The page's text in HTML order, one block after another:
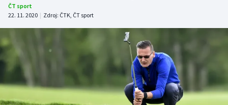
Atletika
DALŠÍ SPORTY
Americký fotbal
NEPŘEHLÉDNĚTE
ČT sport
22. 11. 2020 | Zdroj: ČTK, ČT sport